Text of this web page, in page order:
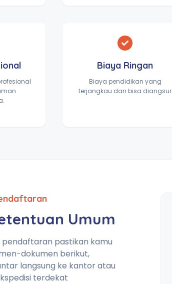
Biaya Ringan
Biaya pendidikan yang
terjangkau dan bisa diangsur
Umum
pastikan kamu
dokumen berikut,
langsung ke kantor atau
terdekat